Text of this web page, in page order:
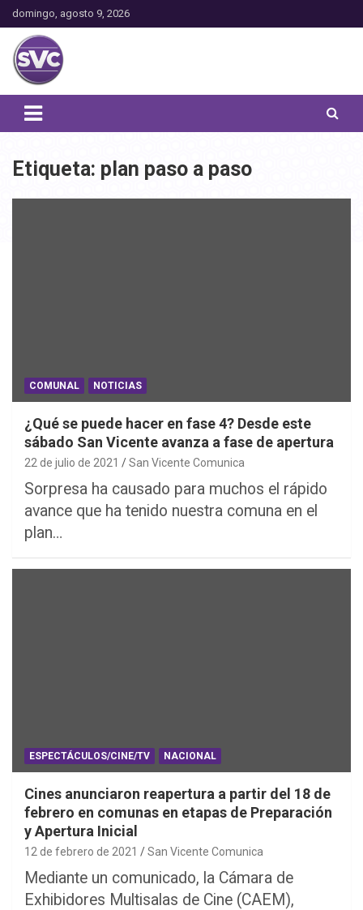
Saltar
al
contenido
domingo, agosto 9, 2026
San Vicente Comunica
Toda la actualidad noticiosa de nuestra comuna
Etiqueta: plan paso a paso
COMUNAL NOTICIAS
¿Qué se puede hacer en fase 4? Desde este
sábado San Vicente avanza a fase de apertura
22 de julio de 2021 San Vicente Comunica
Sorpresa ha causado para muchos el rápido
avance que ha tenido nuestra comuna en el
plan…
ESPECTÁCULOS/CINE/TV NACIONAL
Cines anunciaron reapertura a partir del 18 de
febrero en comunas en etapas de Preparación
y Apertura Inicial
12 de febrero de 2021 San Vicente Comunica
Mediante un comunicado, la Cámara de
Exhibidores Multisalas de Cine (CAEM),